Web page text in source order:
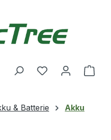
Du hast 0
& Batterie Akku